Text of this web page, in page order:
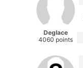
Deglace
4060 points